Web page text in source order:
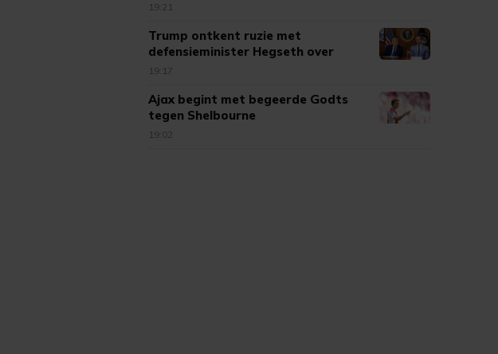
19:21
Trump ontkent ruzie met
defensieminister Hegseth over
munitie
19:17
Ajax begint met begeerde Godts
tegen Shelbourne
19:02